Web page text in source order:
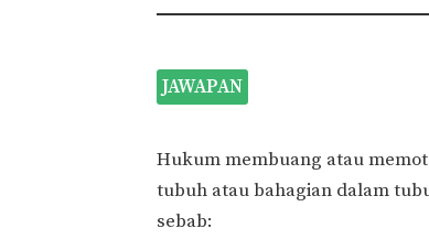
JAWAPAN
Hukum membuang atau
tubuh atau bahagian dalam
sebab: